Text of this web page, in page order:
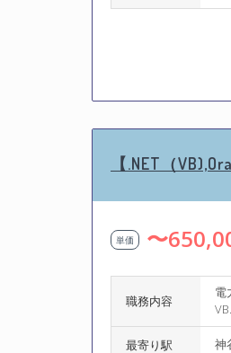
【.NET（
単価 〜
職務内容
電
最寄り駅 神